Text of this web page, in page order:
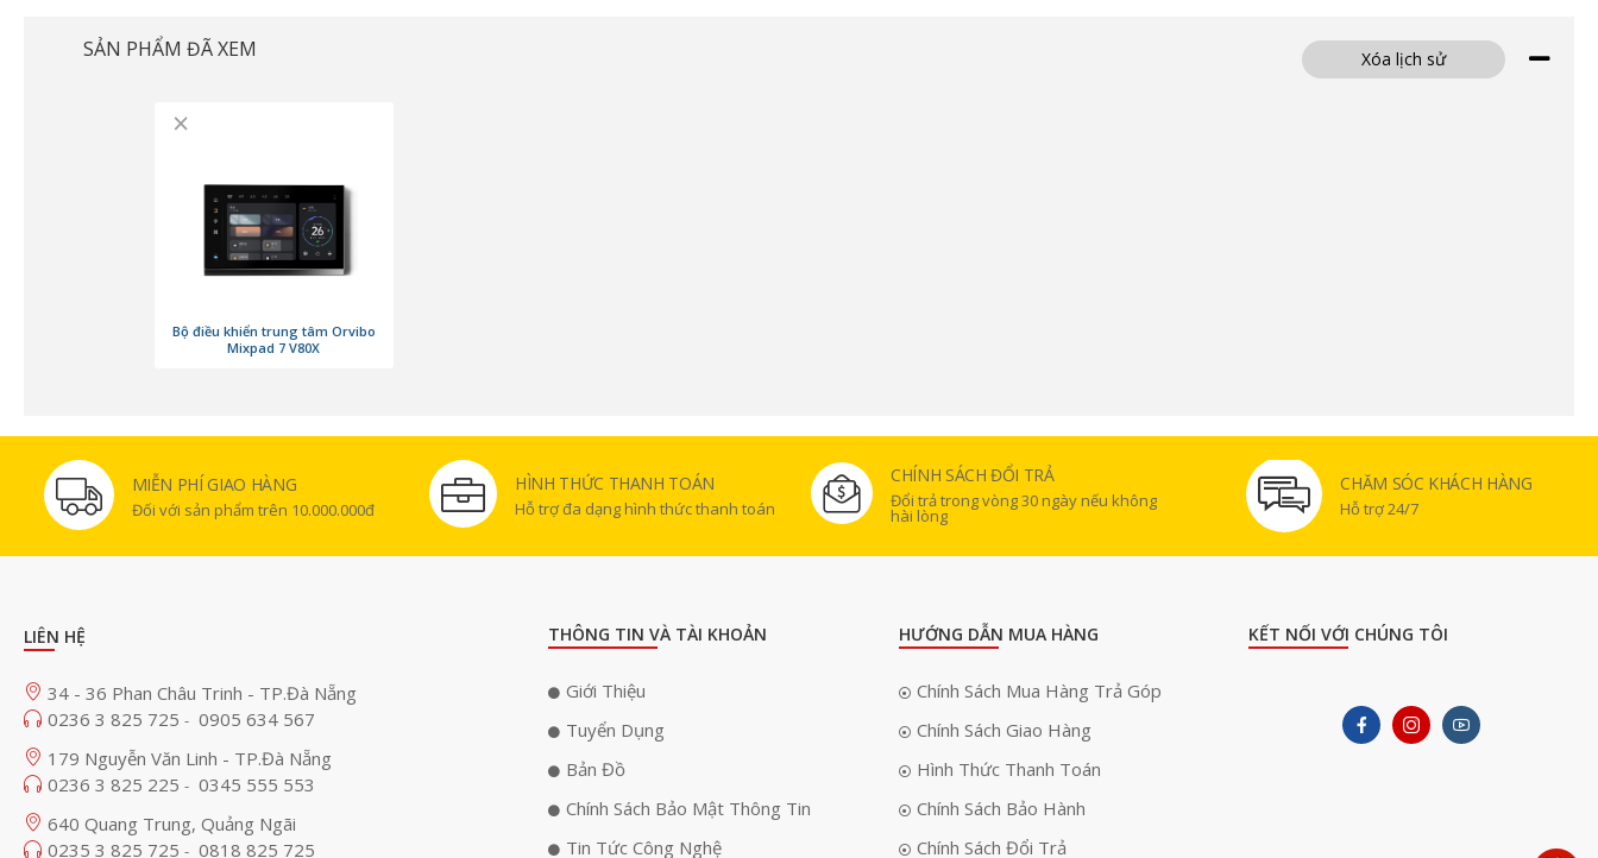
SẢN PHẨM ĐÃ XEM Xóa lịch sử
×
Bộ điều khiển trung tâm Orvibo
Mixpad 7 V80X
MIỄN PHÍ GIAO HÀNG
Đối với sản phẩm trên 10.000.000đ
HÌNH THỨC THANH TOÁN
Hỗ trợ đa dạng hình thức thanh toán
CHÍNH SÁCH ĐỔI TRẢ
Đổi trả trong vòng 30 ngày nếu không
hài lòng
CHĂM SÓC KHÁCH HÀNG
Hỗ trợ 24/7
LIÊN HỆ
34 - 36 Phan Châu Trinh - TP.Đà Nẵng
0236 3 825 725 - 0905 634 567
179 Nguyễn Văn Linh - TP.Đà Nẵng
0236 3 825 225 - 0345 555 553
640 Quang Trung, Quảng Ngãi
0235 3 825 725 - 0818 825 725
THÔNG TIN VÀ TÀI KHOẢN
Giới Thiệu
Tuyển Dụng
Bản Đồ
Chính Sách Bảo Mật Thông Tin
Tin Tức Công Nghệ
HƯỚNG DẪN MUA HÀNG
Chính Sách Mua Hàng Trả Góp
Chính Sách Giao Hàng
Hình Thức Thanh Toán
Chính Sách Bảo Hành
Chính Sách Đổi Trả
KẾT NỐI VỚI CHÚNG TÔI